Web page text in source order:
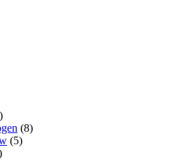
(8)
(5)